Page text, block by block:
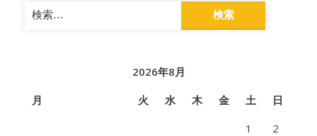
検
索:
2026年8月
月
火 水 木 金 土
日
1
2